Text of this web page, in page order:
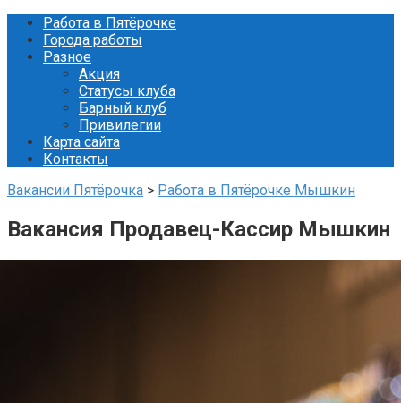
Перейти
контенту
Работа в Пятёрочке
Города работы
Разное
Акция
Статусы клуба
Барный клуб
Привилегии
Карта сайта
Контакты
Вакансии Пятёрочка > Работа в Пятёрочке Мышкин
Вакансия Продавец-Кассир Мышкин